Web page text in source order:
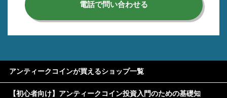
電話で問い合わせる
アンティークコインが買えるショップ一覧
【初心者向け】アンティークコイン投資入門のための基礎知